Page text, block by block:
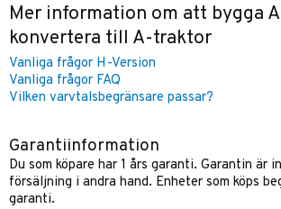
Mer information om att bygga
konvertera till A-traktor
Vanliga frågor H-Version
Vanliga frågor FAQ
Vilken varvtalsbegränsare passar?
Garantiinformation
Du som köpare har 1 års garanti. Garantin är
försäljning i andra hand. Enheter som köps
garanti.